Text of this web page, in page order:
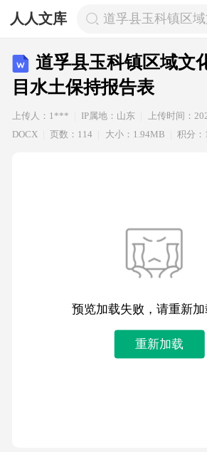
人人文库 道孚县玉科镇区
道孚县玉科镇区域文
目水土保持报告表
上传人：1*** IP属地：山东 上传时间：
DOCX
页数：114 大小：1.94MB 积分：
预览加载失败，请重新
重新加载